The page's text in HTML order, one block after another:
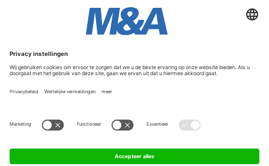
Service & Contact
Contact
FAQ
Werken bij ons
Algemene Voorwaarden